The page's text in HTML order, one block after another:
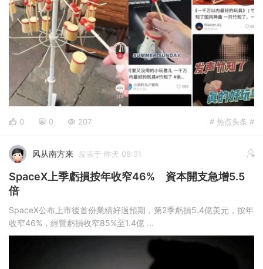
0 0 207 # 热点头条 #
风从南方来 发表于 昨天 08:31
SpaceX上季虧損按年收窄46% 資本開支急增5.5
倍
SpaceX公布上市後首份業績好過預期，第2季虧損5.4億美元，按年
收窄46%，經營虧損收窄85%至1.4億 ...